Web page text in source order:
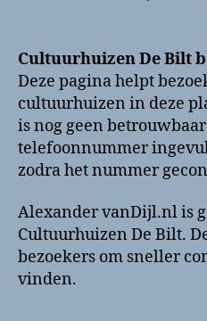
Cultuurhuizen De Bilt
Deze pagina helpt
cultuurhuizen in deze
is nog geen
telefoonnummer
zodra het nummer
Alexander vanDijl.nl is
Cultuurhuizen De Bilt.
bezoekers om sneller
vinden.